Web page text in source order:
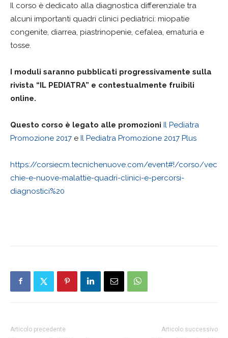
Il corso è dedicato alla diagnostica differenziale tra
alcuni importanti quadri clinici pediatrici: miopatie
congenite, diarrea, piastrinopenie, cefalea, ematuria e
tosse.
I moduli saranno pubblicati progressivamente sulla
rivista “IL PEDIATRA” e contestualmente fruibili
online.
Questo corso è legato alle promozioni Il Pediatra
Promozione 2017 e Il Pediatra Promozione 2017 Plus
https://corsiecm.tecnichenuove.com/event#!/corso/vec
chie-e-nuove-malattie-quadri-clinici-e-percorsi-
diagnostici%20
Articolo precedente Articolo successivo